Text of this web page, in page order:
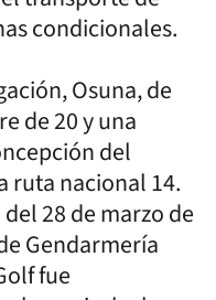
condicionales.
Osuna, de
de 20 y una
del
ruta nacional 14.
28 de marzo de
Gendarmería
fue